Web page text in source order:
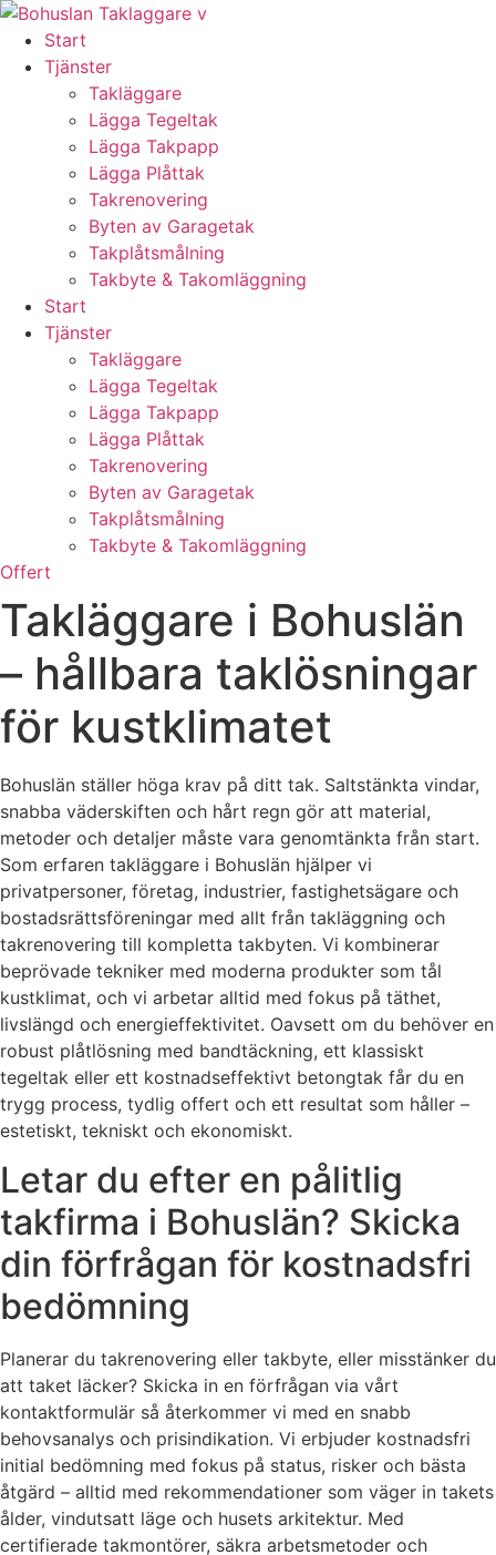
Skip
content
Start
Tjänster
Takläggare
Lägga Tegeltak
Lägga Takpapp
Lägga Plåttak
Takrenovering
Byten av Garagetak
Takplåtsmålning
Takbyte & Takomläggning
Start
Tjänster
Takläggare
Lägga Tegeltak
Lägga Takpapp
Lägga Plåttak
Takrenovering
Byten av Garagetak
Takplåtsmålning
Takbyte & Takomläggning
Offert
Takläggare i Bohuslän
– hållbara taklösningar
för kustklimatet
Bohuslän ställer höga krav på ditt tak. Saltstänkta vindar,
snabba väderskiften och hårt regn gör att material,
metoder och detaljer måste vara genomtänkta från start.
Som erfaren takläggare i Bohuslän hjälper vi
privatpersoner, företag, industrier, fastighetsägare och
bostadsrättsföreningar med allt från takläggning och
takrenovering till kompletta takbyten. Vi kombinerar
beprövade tekniker med moderna produkter som tål
kustklimat, och vi arbetar alltid med fokus på täthet,
livslängd och energieffektivitet. Oavsett om du behöver en
robust plåtlösning med bandtäckning, ett klassiskt
tegeltak eller ett kostnadseffektivt betongtak får du en
trygg process, tydlig offert och ett resultat som håller –
estetiskt, tekniskt och ekonomiskt.
Letar du efter en pålitlig
takfirma i Bohuslän? Skicka
din förfrågan för kostnadsfri
bedömning
Planerar du takrenovering eller takbyte, eller misstänker du
att taket läcker? Skicka in en förfrågan via vårt
kontaktformulär så återkommer vi med en snabb
behovsanalys och prisindikation. Vi erbjuder kostnadsfri
initial bedömning med fokus på status, risker och bästa
åtgärd – alltid med rekommendationer som väger in takets
ålder, vindutsatt läge och husets arkitektur. Med
certifierade takmontörer, säkra arbetsmetoder och